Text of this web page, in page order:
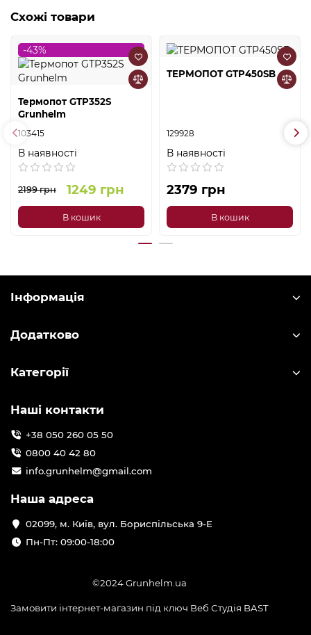
Схожі товари
-43%
Термопот GTP352S
Grunhelm
103415
В наявності
2199 грн 1249 грн
В кошик
ТЕРМОПОТ GTP450SB
129928
В наявності
2379 грн
В кошик
Інформація
Додатково
Категорії
Наші контакти
+38 050 260 05 50
0800 40 42 80
info.grunhelm@gmail.com
Наша адреса
02099, м. Київ, вул. Бориспільська 9-Е
Пн-Пт: 09:00-18:00
©2024 Grunhelm.ua
Замовити інтернет-магазин під ключ Веб Студія BAST